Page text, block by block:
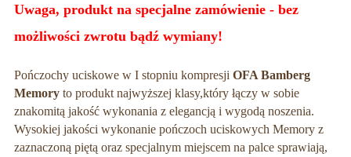
Uwaga, produkt na specjalne zamówienie - bez
możliwości zwrotu bądź wymiany!
Pończochy uciskowe w I stopniu kompresji OFA Bamberg
Memory to produkt najwyższej klasy,który łączy w sobie
znakomitą jakość wykonania z elegancją i wygodą noszenia.
Wysokiej jakości wykonanie pończoch uciskowych Memory z
zaznaczoną piętą oraz specjalnym miejscem na palce sprawiają,